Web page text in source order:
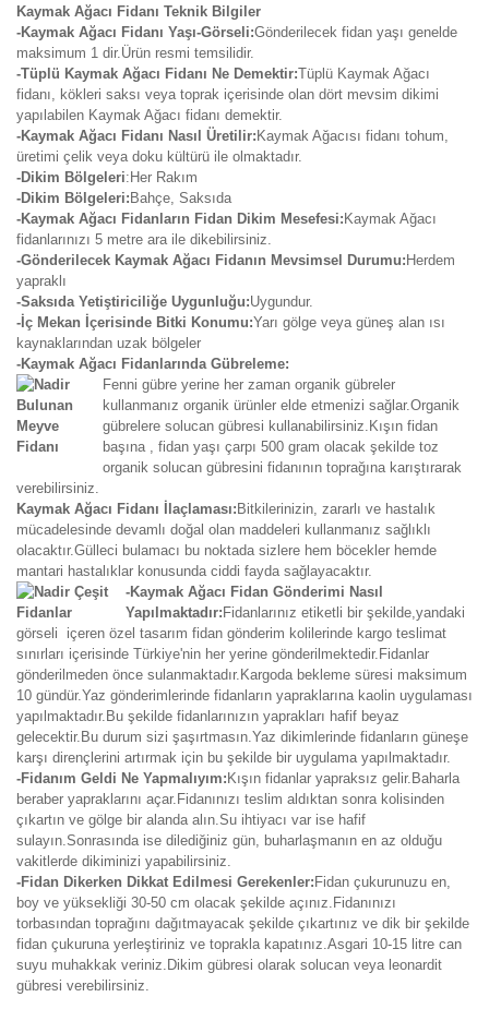
Kaymak Ağacı Fidanı Teknik Bilgiler
-Kaymak Ağacı Fidanı Yaşı-Görseli:Gönderilecek fidan yaşı genelde
maksimum 1 dir.Ürün resmi temsilidir.
-Tüplü Kaymak Ağacı Fidanı Ne Demektir:Tüplü Kaymak Ağacı
fidanı, kökleri saksı veya toprak içerisinde olan dört mevsim dikimi
yapılabilen Kaymak Ağacı fidanı demektir.
-Kaymak Ağacı Fidanı Nasıl Üretilir: Kaymak Ağacısı fidanı tohum,
üretimi çelik veya doku kültürü ile olmaktadır.
-Dikim Bölgeleri:Her Rakım
-Dikim Bölgeleri: Bahçe, Saksıda
-Kaymak Ağacı Fidanların Fidan Dikim Mesefesi: Kaymak Ağacı
fidanlarınızı 5 metre ara ile dikebilirsiniz.
-Gönderilecek Kaymak Ağacı Fidanın Mevsimsel Durumu: Herdem
yapraklı
-Saksıda Yetiştiriciliğe Uygunluğu:Uygundur.
-İç Mekan İçerisinde Bitki Konumu:Yarı gölge veya güneş alan ısı
kaynaklarından uzak bölgeler
-Kaymak Ağacı Fidanlarında Gübreleme:
Fenni gübre yerine her zaman organik gübreler
kullanmanız organik ürünler elde etmenizi sağlar.Organik
gübrelere solucan gübresi kullanabilirsiniz.Kışın fidan
başına , fidan yaşı çarpı 500 gram olacak şekilde toz
organik solucan gübresini fidanının toprağına karıştırarak
verebilirsiniz.
Kaymak Ağacı Fidanı İlaçlaması: Bitkilerinizin, zararlı ve hastalık
mücadelesinde devamlı doğal olan maddeleri kullanmanız sağlıklı
olacaktır.Gülleci bulamacı bu noktada sizlere hem böcekler hemde
mantari hastalıklar konusunda ciddi fayda sağlayacaktır.
-Kaymak Ağacı Fidan Gönderimi Nasıl
Yapılmaktadır: Fidanlarınız etiketli bir şekilde,yandaki
görseli içeren özel tasarım fidan gönderim kolilerinde kargo teslimat
sınırları içerisinde Türkiye'nin her yerine gönderilmektedir.Fidanlar
gönderilmeden önce sulanmaktadır.Kargoda bekleme süresi maksimum
10 gündür.Yaz gönderimlerinde fidanların yapraklarına kaolin uygulaması
yapılmaktadır.Bu şekilde fidanlarınızın yaprakları hafif beyaz
gelecektir.Bu durum sizi şaşırtmasın.Yaz dikimlerinde fidanların güneşe
karşı dirençlerini artırmak için bu şekilde bir uygulama yapılmaktadır.
-Fidanım Geldi Ne Yapmalıyım: Kışın fidanlar yapraksız gelir.Baharla
beraber yapraklarını açar.Fidanınızı teslim aldıktan sonra kolisinden
çıkartın ve gölge bir alanda alın.Su ihtiyacı var ise hafif
sulayın.Sonrasında ise dilediğiniz gün, buharlaşmanın en az olduğu
vakitlerde dikiminizi yapabilirsiniz.
-Fidan Dikerken Dikkat Edilmesi Gerekenler: Fidan çukurunuzu en,
boy ve yüksekliği 30-50 cm olacak şekilde açınız.Fidanınızı
torbasından toprağını dağıtmayacak şekilde çıkartınız ve dik bir şekilde
fidan çukuruna yerleştiriniz ve toprakla kapatınız.Asgari 10-15 litre can
suyu muhakkak veriniz.Dikim gübresi olarak solucan veya leonardit
gübresi verebilirsiniz.